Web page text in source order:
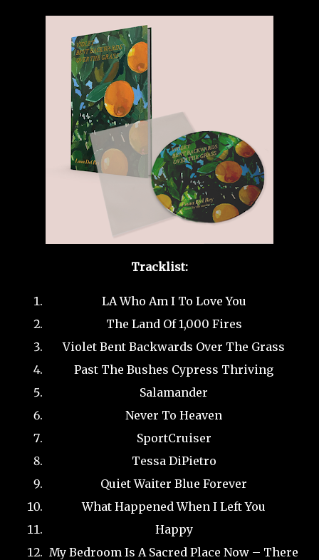
Tracklist:
LA Who Am I To Love You
The Land Of 1,000 Fires
Violet Bent Backwards Over The Grass
Past The Bushes Cypress Thriving
Salamander
Never To Heaven
SportCruiser
Tessa DiPietro
Quiet Waiter Blue Forever
What Happened When I Left You
Happy
My Bedroom Is A Sacred Place Now – There